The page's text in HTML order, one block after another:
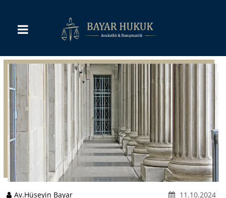
Av.Hüseyin Bayar 11.10.2024